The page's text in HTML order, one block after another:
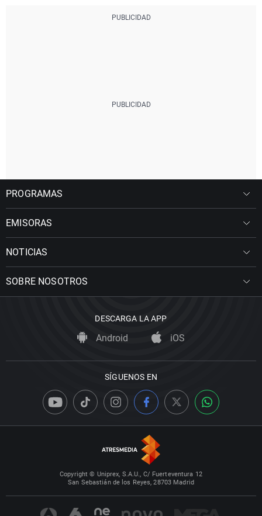
PROGRAMAS
EMISORAS
NOTICIAS
SOBRE NOSOTROS
DESCARGA LA APP
Android iOS
SÍGUENOS EN
Copyright © Uniprex, S.A.U., C/ Fuerteventura 12
San Sebastián de los Reyes, 28703 Madrid